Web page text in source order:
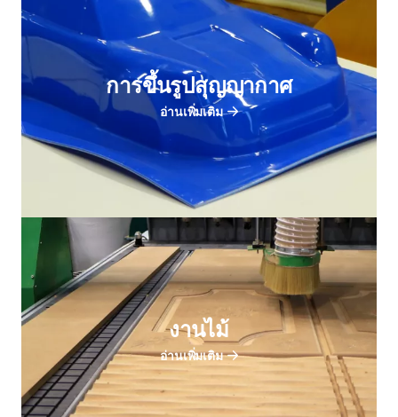
การขึ้นรูปสุญญากาศ
อ่านเพิ่มเติม
งานไม้
อ่านเพิ่มเติม